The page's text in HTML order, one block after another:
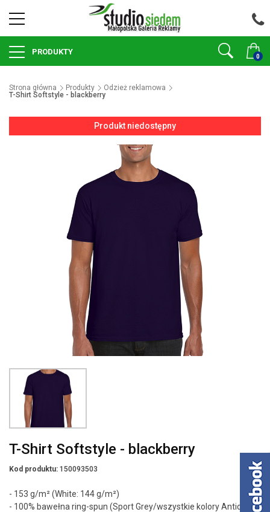
0
PRODUKTY
Strona główna Produkty
Odzież reklamowa
T-Shirt Softstyle - blackberry
Produkt niedostępny
T-Shirt Softstyle - blackberry
Kod produktu: 150093503
- 153 g/m² (White: 144 g/m²)
- 100% bawełna ring-spun (Sport Grey/wszystkie kolory Antique: